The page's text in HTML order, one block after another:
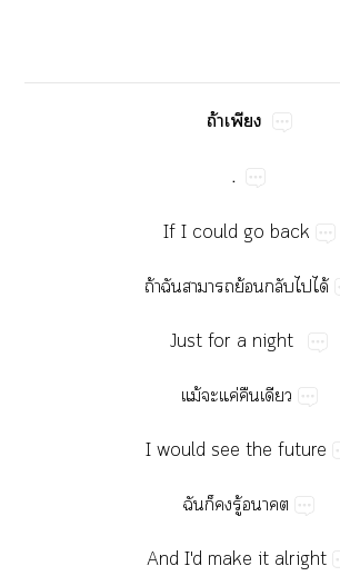
ถ้​
.
If​I​could​go​back
ถ้​​​ย้​​​ได้
Just​for​a​night
ม้​​ค่​​
I​would​see​the​future
​​​ู้​
And​I'd​make​it​alright